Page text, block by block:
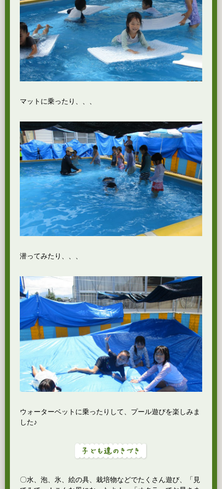
マットに乗ったり、、、
潜ってみたり、、、
ウォーターベットに乗ったりして、プール遊びを楽しみま
した♪
〇水、泡、氷、絵の具、栽培物などでたくさん遊び、「見